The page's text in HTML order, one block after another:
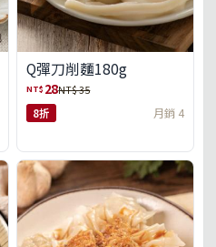
Q彈刀削麵180g
NT$ 28NT$ 35
8折 月銷 4